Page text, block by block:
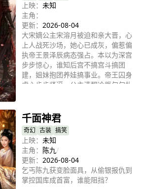
上映： 未知
主角：
更新： 2026-08-04
大宋嫡公主宋溶月被迫和亲大晋，心
上人战死沙场，她心已成灰，偏惹偏
执帝王景泽辰病态强占。本以为深宫
步步惊心，谁知后宫不搞宫斗搞团
建，姐妹抱团养娃搞事业。帝王囚身
虐心步步紧逼，公主清醒冷拒句句扎
千面神君
奇幻 古装 搞笑
上映： 未知
主角： 陈九/
更新： 2026-08-04
乞丐陈九获变脸面具，从偷银报仇到
掌控国库成首富，谁能阻挡？